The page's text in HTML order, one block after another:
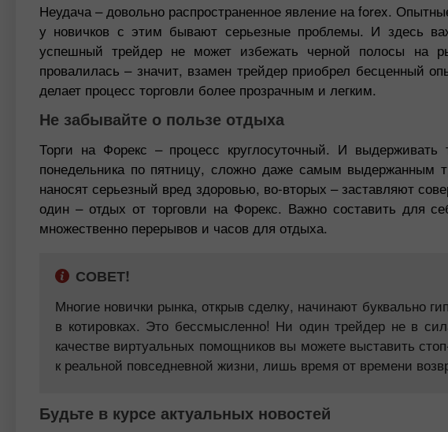
Неудача – довольно распространенное явление на forex.
у новичков с этим бывают серьезные проблемы. И здесь
успешный трейдер не может избежать черной полосы на
провалилась – значит, взамен трейдер приобрел бесценный
делает процесс торговли более прозрачным и легким.
Не забывайте о пользе отдыха
Торги на Форекс – процесс круглосуточный. И
понедельника по пятницу, сложно даже самым выдержанным
наносят серьезный вред здоровью, во-вторых – заставляют
один – отдых от торговли на Форекс. Важно составить для
множественно перерывов и часов для отдыха.
СОВЕТ!
Многие новички рынка, открыв сделку, начинают буквально
в котировках. Это бессмысленно! Ни один трейдер не в
качестве виртуальных помощников вы можете выставить
к реальной повседневной жизни, лишь время от времени
Будьте в курсе актуальных новостей